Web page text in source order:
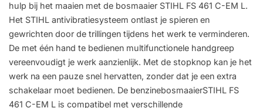
hulp bij het maaien met de bosmaaier STIHL FS 461 C-EM L.
Het STIHL antivibratiesysteem ontlast je spieren en
gewrichten door de trillingen tijdens het werk te verminderen.
De met één hand te bedienen multifunctionele handgreep
vereenvoudigt je werk aanzienlijk. Met de stopknop kan je het
werk na een pauze snel hervatten, zonder dat je een extra
schakelaar moet bedienen. De benzinebosmaaierSTIHL FS
461 C-EM L is compatibel met verschillende